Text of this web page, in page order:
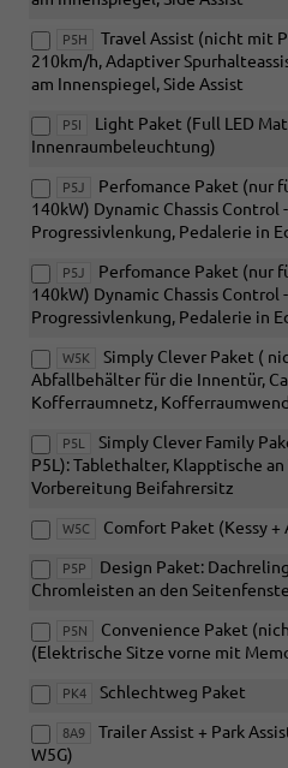
P5H
Travel Assist (nicht mit
210km/h, Adaptiver
am Innenspiegel, Side Assist
P5I
Light Paket (Full LED
Innenraumbeleuchtung)
P5J
Perfomance Paket (nur
140kW) Dynamic Chassis Control
Progressivlenkung, Pedalerie in
P5J
Perfomance Paket (nur
140kW) Dynamic Chassis Control
Progressivlenkung, Pedalerie in
W5K
Simply Clever Paket (
Abfallbehälter für die Innentür,
Kofferraumnetz,
P5L
Simply Clever Family
P5L): Tablethalter, Klapptische
Vorbereitung Beifahrersitz
W5C Comfort Paket (Kessy +
P5P
Design Paket:
Chromleisten an den
P5N
Convenience Paket
(Elektrische Sitze vorne mit
PK4 Schlechtweg Paket
8A9
Trailer Assist + Park
W5G)